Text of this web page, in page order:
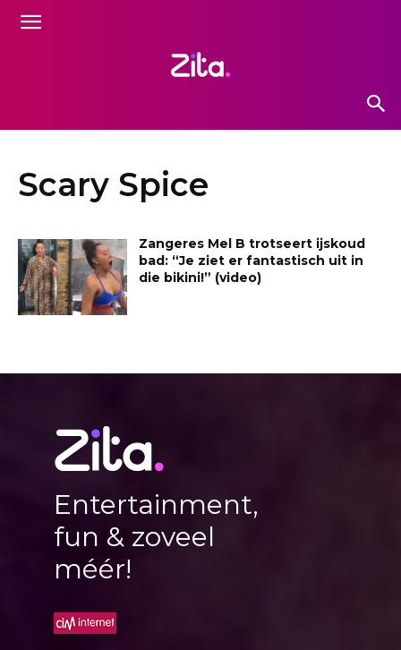
Scary Spice
Zangeres Mel B trotseert ijskoud
bad: “Je ziet er fantastisch uit in
die bikini!” (video)
Entertainment,
fun & zoveel
méér!